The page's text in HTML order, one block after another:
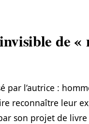
de «
par l’autrice :
reconnaître leur
son projet de livre